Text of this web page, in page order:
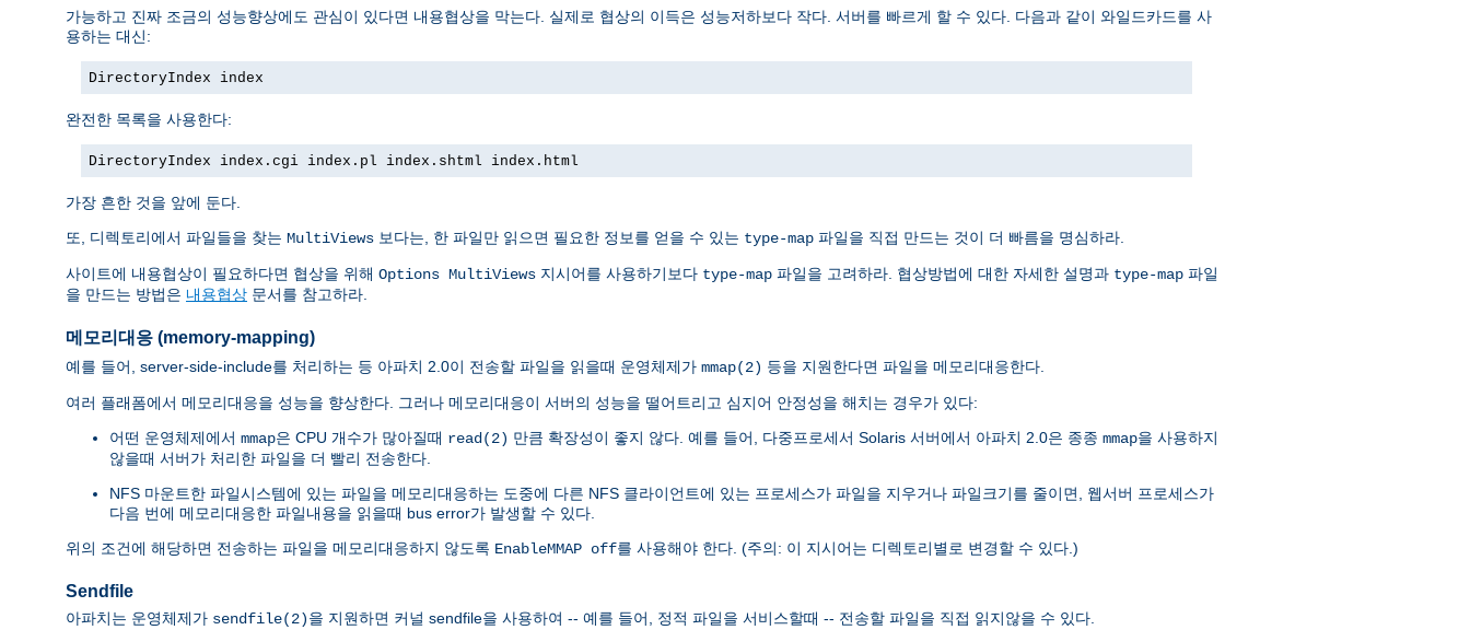
가능하고 진짜 조금의 성능향상에도 관심이 있다면 내용협상을 막는다. 실제로 협상의 이득은 성능저하보다 작다. 서버를 빠르게 할 수 있다. 다음과 같이 와일드카드를 사
용하는 대신:
DirectoryIndex index
완전한 목록을 사용한다:
DirectoryIndex index.cgi index.pl index.shtml index.html
가장 흔한 것을 앞에 둔다.
또, 디렉토리에서 파일들을 찾는 MultiViews 보다는, 한 파일만 읽으면 필요한 정보를 얻을 수 있는 type-map 파일을 직접 만드는 것이 더 빠름을 명심하라.
사이트에 내용협상이 필요하다면 협상을 위해 Options MultiViews 지시어를 사용하기보다 type-map 파일을 고려하라. 협상방법에 대한 자세한 설명과 type-map 파일
을 만드는 방법은 내용협상 문서를 참고하라.
메모리대응 (memory-mapping)
예를 들어, server-side-include를 처리하는 등 아파치 2.0이 전송할 파일을 읽을때 운영체제가 mmap(2) 등을 지원한다면 파일을 메모리대응한다.
여러 플래폼에서 메모리대응을 성능을 향상한다. 그러나 메모리대응이 서버의 성능을 떨어트리고 심지어 안정성을 해치는 경우가 있다:
어떤 운영체제에서 mmap은 CPU 개수가 많아질때 read(2) 만큼 확장성이 좋지 않다. 예를 들어, 다중프로세서 Solaris 서버에서 아파치 2.0은 종종 mmap을 사용하지
않을때 서버가 처리한 파일을 더 빨리 전송한다.
NFS 마운트한 파일시스템에 있는 파일을 메모리대응하는 도중에 다른 NFS 클라이언트에 있는 프로세스가 파일을 지우거나 파일크기를 줄이면, 웹서버 프로세스가
다음 번에 메모리대응한 파일내용을 읽을때 bus error가 발생할 수 있다.
위의 조건에 해당하면 전송하는 파일을 메모리대응하지 않도록 EnableMMAP off를 사용해야 한다. (주의: 이 지시어는 디렉토리별로 변경할 수 있다.)
Sendfile
아파치는 운영체제가 sendfile(2)을 지원하면 커널 sendfile을 사용하여 -- 예를 들어, 정적 파일을 서비스할때 -- 전송할 파일을 직접 읽지않을 수 있다.